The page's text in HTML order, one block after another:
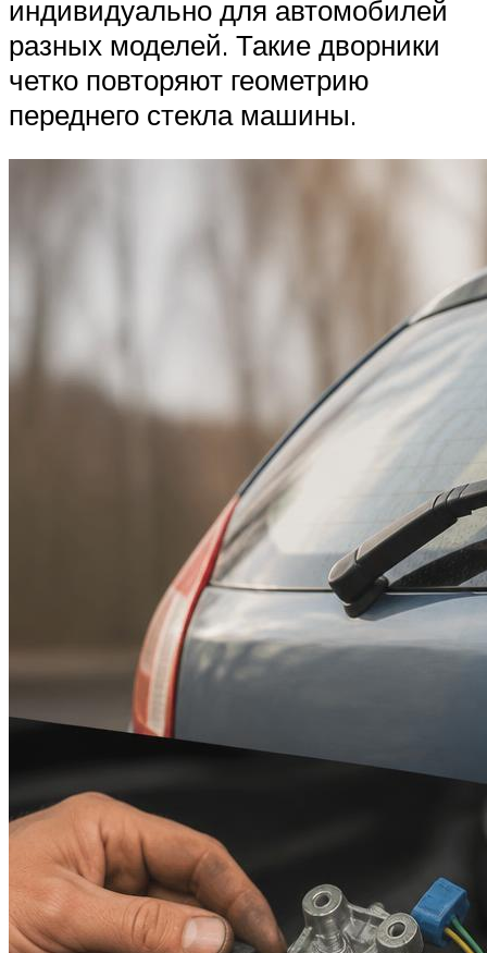
индивидуально для автомобилей
разных моделей. Такие дворники
четко повторяют геометрию
переднего стекла машины.